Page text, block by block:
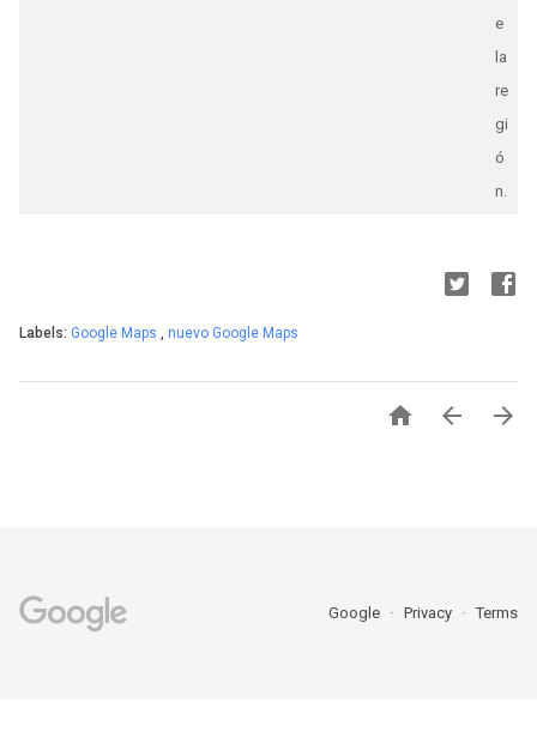
e
la
re
gi
ó
n.
Labels: Google Maps , nuevo Google Maps
  
Google Privacy Terms